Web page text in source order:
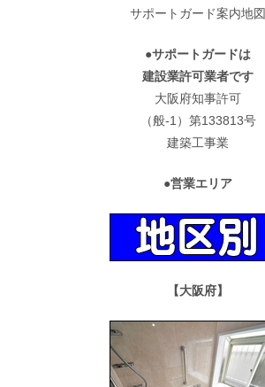
サポートガード案内地図
●サポートガードは
建設業許可業者です
大阪府知事許可
（般-1）第133813号
建築工事業
●営業エリア
【大阪府】